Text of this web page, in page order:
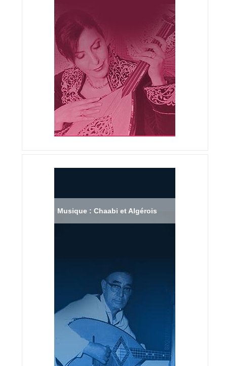
Musique : Chaabi et Algérois